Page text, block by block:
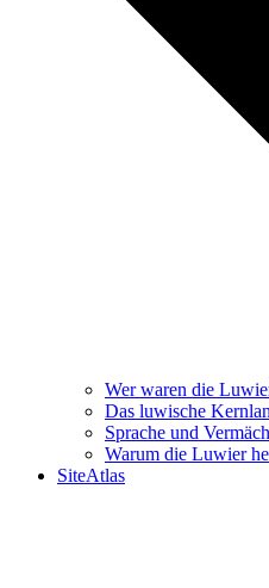
Wer waren die
Das luwische
Sprache und
Warum die Luwier
SiteAtlas